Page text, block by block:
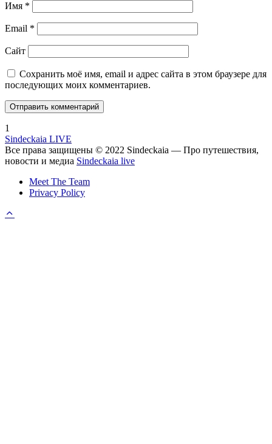
Имя *
Email *
Сайт
Сохранить моё имя, email и адрес сайта в этом браузере для
последующих моих комментариев.
1
Sindeckaia LIVE
Все права защищены © 2022 Sindeckaia — Про путешествия,
новости и медиа Sindeckaia live
Meet The Team
Privacy Policy